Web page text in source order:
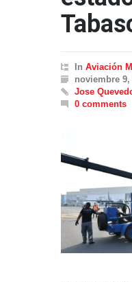
In Aviación
noviembre 9,
Jose
0 comments